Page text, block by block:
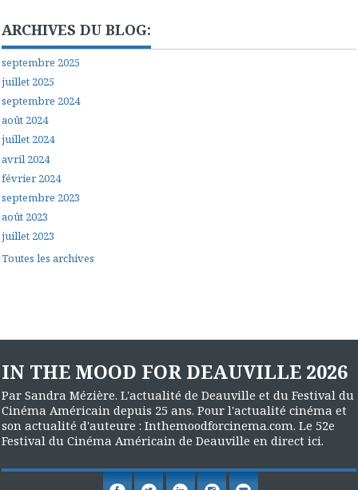
ARCHIVES DU BLOG:
septembre 2025
juillet 2025
septembre 2024
août 2024
juillet 2024
avril 2024
février 2024
septembre 2023
août 2023
juillet 2023
Toutes les archives
IN THE MOOD FOR DEAUVILLE 2026
Par Sandra Mézière. L'actualité de Deauville et du Festival du
Cinéma Américain depuis 25 ans. Pour l'actualité cinéma et
son actualité d'auteure : Inthemoodforcinema.com. Le 52e
Festival du Cinéma Américain de Deauville en direct ici.